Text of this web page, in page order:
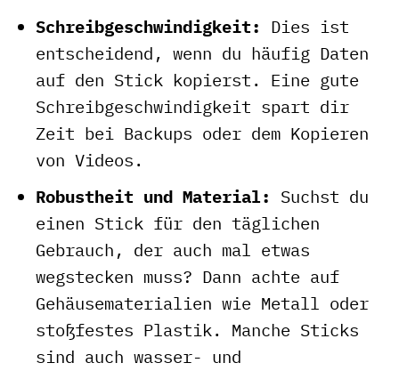
Schreibgeschwindigkeit: Dies ist
entscheidend, wenn du häufig Daten
auf den Stick kopierst. Eine gute
Schreibgeschwindigkeit spart dir
Zeit bei Backups oder dem Kopieren
von Videos.
Robustheit und Material: Suchst du
einen Stick für den täglichen
Gebrauch, der auch mal etwas
wegstecken muss? Dann achte auf
Gehäusematerialien wie Metall oder
stoßfestes Plastik. Manche Sticks
sind auch wasser- und